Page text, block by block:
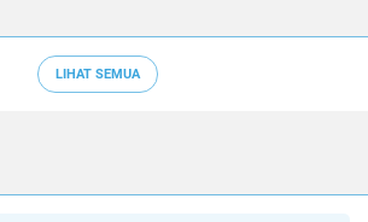
LIHAT SEMUA